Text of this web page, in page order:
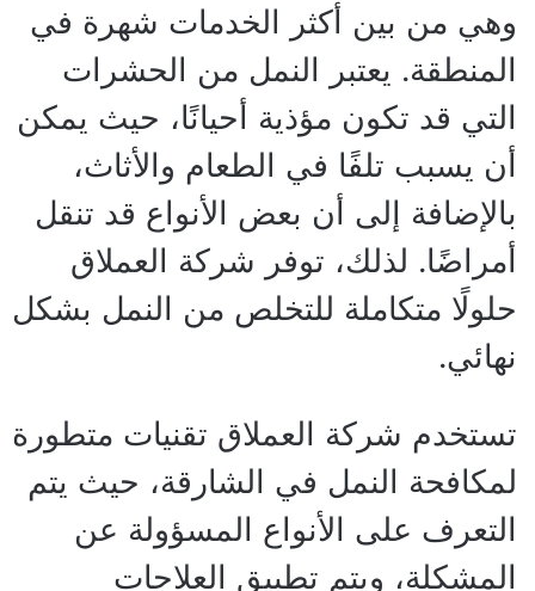
وهي من بين أكثر الخدمات شهرة في
المنطقة. يعتبر النمل من الحشرات
التي قد تكون مؤذية أحيانًا، حيث يمكن
أن يسبب تلفًا في الطعام والأثاث،
بالإضافة إلى أن بعض الأنواع قد تنقل
أمراضًا. لذلك، توفر شركة العملاق
حلولًا متكاملة للتخلص من النمل بشكل
نهائي.
تستخدم شركة العملاق تقنيات متطورة
لمكافحة النمل في الشارقة، حيث يتم
التعرف على الأنواع المسؤولة عن
المشكلة، ويتم تطبيق العلاجات